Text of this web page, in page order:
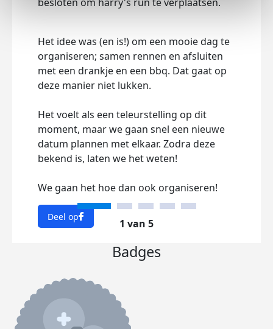
Het idee was (en is!) om een mooie dag te
organiseren; samen rennen en afsluiten
met een drankje en een bbq. Dat gaat op
deze manier niet lukken.
Het voelt als een teleurstelling op dit
moment, maar we gaan snel een nieuwe
datum plannen met elkaar. Zodra deze
bekend is, laten we het weten!
We gaan het hoe dan ook organiseren!
Deel op
1 van 5
Badges